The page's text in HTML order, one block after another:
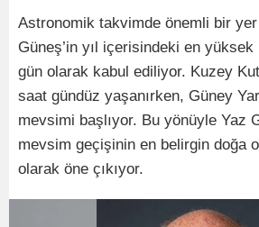
Astronomik takvimde önemli bir
Güneş’in yıl içerisindeki en yüksek
gün olarak kabul ediliyor. Kuzey
saat gündüz yaşanırken, Güney
mevsimi başlıyor. Bu yönüyle Yaz
mevsim geçişinin en belirgin doğa
olarak öne çıkıyor.